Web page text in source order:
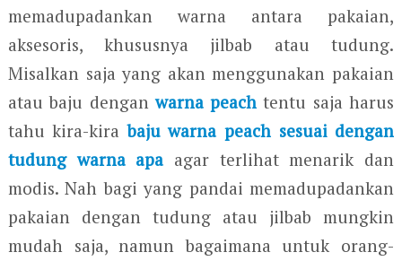
memadupadankan warna antara pakaian,
aksesoris, khususnya jilbab atau tudung.
Misalkan saja yang akan menggunakan pakaian
atau baju denganwarna peach tentu saja harus
tahu kira-kirabaju warna peach sesuai dengan
tudung warna apa agar terlihat menarik dan
modis. Nah bagi yang pandai memadupadankan
pakaian dengan tudung atau jilbab mungkin
mudah saja, namun bagaimana untuk orang-